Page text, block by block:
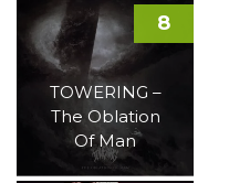
TOWERING –
The Oblation
Of Man
8